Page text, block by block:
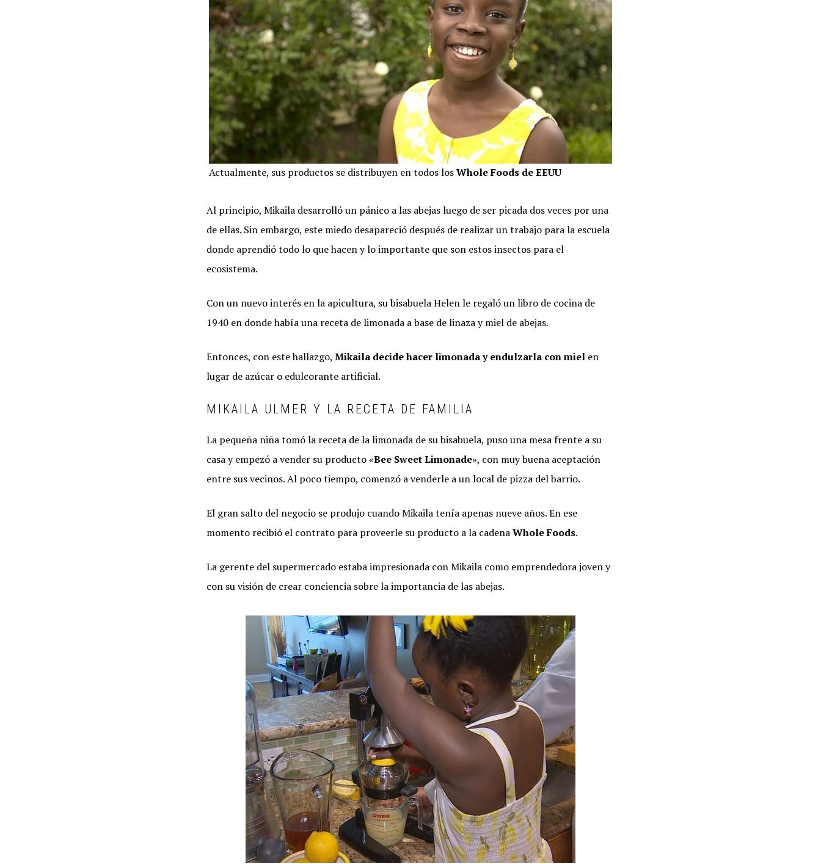
Actualmente, sus productos se distribuyen en todos losWhole Foods de EEUU
Al principio, Mikaila desarrolló un pánico a las abejas luego de ser picada dos veces por una
de ellas. Sin embargo, este miedo desapareció después de realizar un trabajo para la escuela
donde aprendió todo lo que hacen y lo importante que son estos insectos para el
ecosistema.
Con un nuevo interés en la apicultura, su bisabuela Helen le regaló un libro de cocina de
1940 en donde había una receta de limonada a base de linaza y miel de abejas.
Entonces, con este hallazgo, Mikaila decide hacer limonada y endulzarla con mielen
lugar de azúcar o edulcorante artificial.
MIKAILA ULMER Y LA RECETA DE FAMILIA
La pequeña niña tomó la receta de la limonada de su bisabuela, puso una mesa frente a su
casa y empezó a vender su producto «Bee Sweet Limonade», con muy buena aceptación
entre sus vecinos. Al poco tiempo, comenzó a venderle a un local de pizza del barrio.
El gran salto del negocio se produjo cuando Mikaila tenía apenas nueve años. En ese
momento recibió el contrato para proveerle su producto a la cadenaWhole Foods.
La gerente del supermercado estaba impresionada con Mikaila como emprendedora joven y
con su visión de crear conciencia sobre la importancia de las abejas.